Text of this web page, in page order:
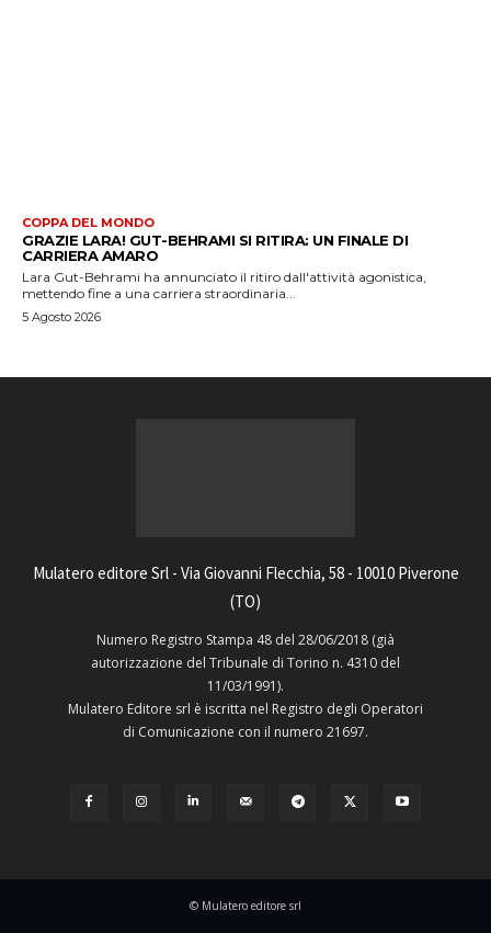
COPPA DEL MONDO
GRAZIE LARA! GUT-BEHRAMI SI RITIRA: UN FINALE DI
CARRIERA AMARO
Lara Gut-Behrami ha annunciato il ritiro dall'attività agonistica,
mettendo fine a una carriera straordinaria...
5 Agosto 2026
Mulatero editore Srl - Via Giovanni Flecchia, 58 - 10010 Piverone
(TO)
Numero Registro Stampa 48 del 28/06/2018 (già
autorizzazione del Tribunale di Torino n. 4310 del
11/03/1991).
Mulatero Editore srl è iscritta nel Registro degli Operatori
di Comunicazione con il numero 21697.
© Mulatero editore srl